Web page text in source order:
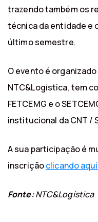
trazendo também os
técnica da entidade e
último semestre.
O evento é
NTC&Logística, tem
FETCEMG e o
institucional da CNT /
A sua participação é
inscriçãoclicando
Fonte:NTC&Logística